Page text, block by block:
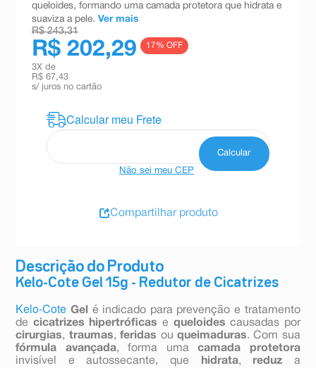
Descrição do Produto
Kelo-Cote Gel 15g - Redutor de Cicatrizes
Kelo-Cote Gel
é indicado para prevenção e tratamento
de cicatrizes hipertróficas e queloides causadas por
cirurgias, traumas,feridas ou queimaduras. Com sua
fórmula avançada, forma umacamada protetora
invisível e autossecante, que
hidrata, reduz a
queloides, formando uma camada protetora que hidrata e
suaviza a pele. Ver mais
R$ 243,31
R$ 202,29 17% OFF
3X de
R$ 67,43
s/ juros no cartão
Não sei meu CEP
Compartilhar produto